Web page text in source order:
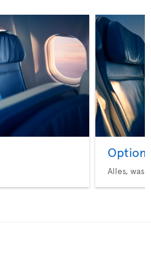
Option
Alles, was